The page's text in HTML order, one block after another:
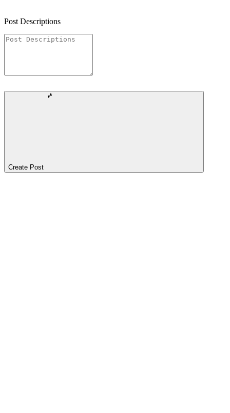
Post Descriptions
Create Post